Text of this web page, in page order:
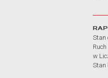
Stan
w
Stan